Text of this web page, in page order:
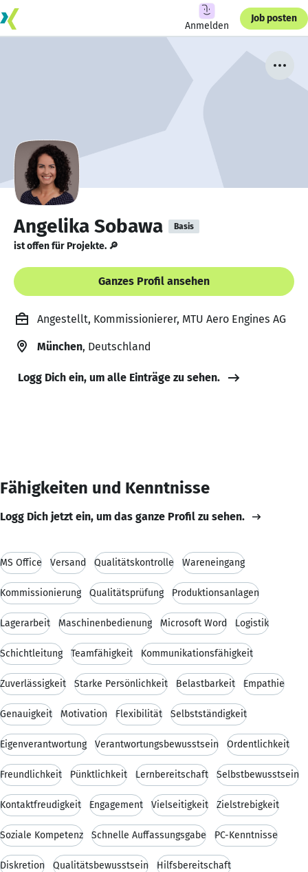
Anmelden
Job posten
Angelika Sobawa Basis
ist offen für Projekte. 🔎
Ganzes Profil ansehen
Angestellt, Kommissionierer, MTU Aero Engines AG
München, Deutschland
Logg Dich ein, um alle Einträge zu sehen.
Fähigkeiten und Kenntnisse
Logg Dich jetzt ein, um das ganze Profil zu sehen.
MS Office Versand Qualitätskontrolle Wareneingang
Kommissionierung Qualitätsprüfung Produktionsanlagen
Lagerarbeit Maschinenbedienung Microsoft Word Logistik
Schichtleitung Teamfähigkeit Kommunikationsfähigkeit
Zuverlässigkeit Starke Persönlichkeit Belastbarkeit Empathie
Genauigkeit Motivation Flexibilität Selbstständigkeit
Eigenverantwortung Verantwortungsbewusstsein Ordentlichkeit
Freundlichkeit Pünktlichkeit Lernbereitschaft Selbstbewusstsein
Kontaktfreudigkeit Engagement Vielseitigkeit Zielstrebigkeit
Soziale Kompetenz Schnelle Auffassungsgabe PC-Kenntnisse
Diskretion Qualitätsbewusstsein Hilfsbereitschaft